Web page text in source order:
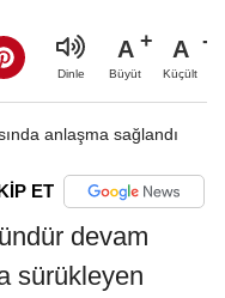
Dinle
A
Büyüt
A
Küçült
ET
devam
sürükleyen